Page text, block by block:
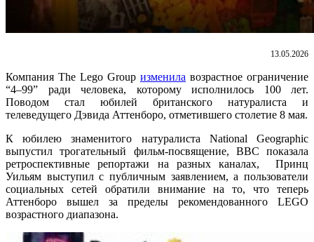
13.05.2026
Компания The Lego Group изменила возрастное ограничение
“4–99” ради человека, которому исполнилось 100 лет.
Поводом стал юбилей британского натуралиста и
телеведущего Дэвида Аттенборо, отметившего столетие 8 мая.
К юбилею знаменитого натуралиста National Geographic
выпустил трогательный фильм-посвящение, BBC показала
ретроспективные репортажи на разных каналах, Принц
Уильям выступил с публичным заявлением, а пользователи
социальных сетей обратили внимание на то, что теперь
Аттенборо вышел за пределы рекомендованного LEGO
возрастного диапазона.